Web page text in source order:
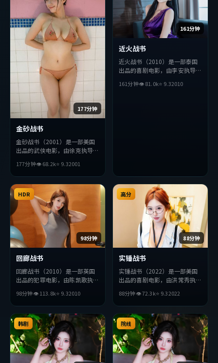
177分钟
金砂战书
金砂战书（2001）是一部美国
出品的武侠电影，由徐克执导，
演。影片在叙事与视听上力求突
破，探讨人性与抉择，节奏张弛
有度，适合喜欢该类型的观众完
整观看。
177分钟👁68.2k⭐ 9.32001
161分钟
近火战书
近火战书（2010）是一部泰国
出品的喜剧电影，由李安执导，
等主演。影片在叙事与视听上力
161分钟👁81.0k⭐ 9.32010
98分钟
HDR
回廊战书
回廊战书（2010）是一部英国
出品的犯罪电影，由陈凯歌执
演。影片在叙事与视听上力求突
破，探讨人性与抉择，节奏张弛
有度，适合喜欢该类型的观众完
整观看。
98分钟👁113.8k⭐ 9.32010
88分钟
高分
实锤战书
实锤战书（2022）是一部美国
出品的喜剧电影，由洪常秀执
等主演。影片在叙事与视听上力
求突破，探讨人性与抉择，节奏
张弛有度，适合喜欢该类型的观
众完整观看。
88分钟👁72.3k⭐ 9.32022
韩剧 院线